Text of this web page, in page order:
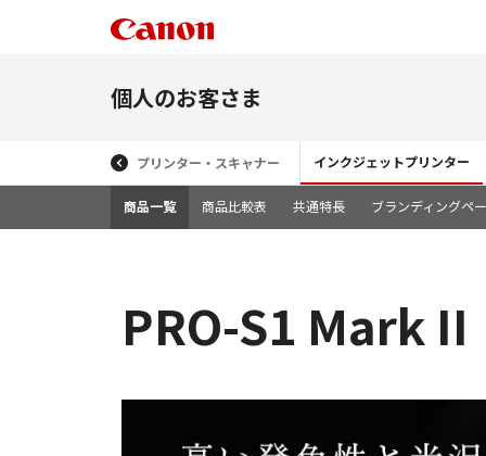
個人のお客さま
プリンター・スキャナー インクジェットプリンター
商品一覧 商品比較表 共通特長 ブランディングペ
PRO-S1 Mark II